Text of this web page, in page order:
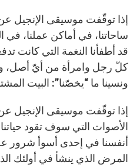
إذا توقّفت موسيقى الإنجيل
ساحاتنا، في أماكن عملنا، في
قد أطفأنا النغمة التي كانت
كلّ رجل وامرأة من أيّ أصل،
ونسينا ما “يخصّنا”: البيت
إذا توقّفت موسيقى الإنجيل
الأصوات التي سوف تقود
أنفسنا في إحدى أسوأ شرور
المرض الذي ينشأ في أولئك